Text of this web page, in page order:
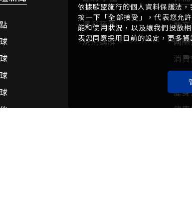
運彩預測
規則講解
藝
國
消
健
健
依據歐盟施行的個人資料保護法
按一下「全部接受」，代表您允
能和使用狀況，以及讓我們投放
表您同意採用目前的設定，更多資